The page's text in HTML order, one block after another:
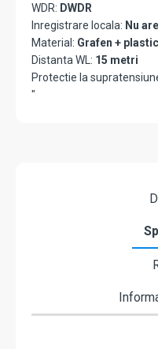
WDR: DWDR
Inregistrare locala: Nu are
Material: Grafen + plastic
Distanta WL: 15 metri
Protectie la
"